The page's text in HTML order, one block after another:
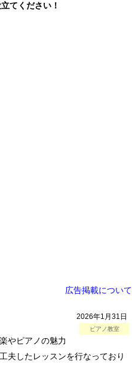
てください！
広告掲載について
2026年1月31日
ピアノ教室
やピアノの魅力
夫したレッスンを行なっており